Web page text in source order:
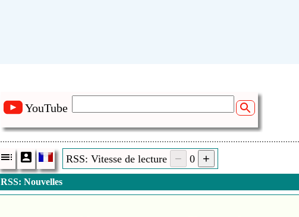
YouTube
RSS: Vitesse de lecture 0
RSS: Nouvelles